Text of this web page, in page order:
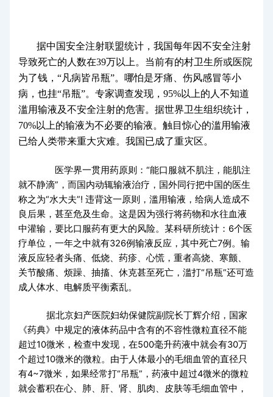
据中国安全注射联盟统计，我国每年因不安全注射
导致死亡的人数在39万以上。当前有的村卫生所或医院
为了钱，“凡病皆吊瓶”。哪怕是牙痛、伤风感冒等小
病，也挂“吊瓶”。专家调查发现，95%以上的人不知道
滥用输液及不安全注射的危害。据世界卫生组织统计，
70%以上的输液为不必要的输液。触目惊心的滥用输液
已给人类带来重大灾难。我国已成了重灾区。
医学界一贯用药原则：“能口服就不肌注，能肌注
就不静滴”，而国内动辄输液治疗，国外同行把中国的医生
称之为“水大夫”! 违背这一原则，滥用输液，给病人造成不
良后果，甚至危及生命。这是因为强行将药物和水往血液
中灌输，要比口服药有更大的风险。某科研所统计：6个医
疗单位，一年之中就有326例输液反应，其中死亡7例。输
液反应轻者头痛、低烧、药疹、心慌，重者高烧、寒颤、
关节酸痛、烦躁、抽搐、休克甚至死亡，滥打“吊瓶”还可造
成人体水、电解质平衡紊乱。
据北京妇产医院妇幼保健院副院长丁辉介绍，国家
《药典》中规定的液体药品中含有的不容性微粒直径不能
超过10微米，检查中发现，在500毫升药液中就会有30万
个超过10微米的微粒。由于人体最小的毛细血管的直径只
有4~7微米，如果经常打“吊瓶”，药液中超过4微米的微粒
就会蓄积在心、肺、肝、肾、肌肉、皮肤等毛细血管中，